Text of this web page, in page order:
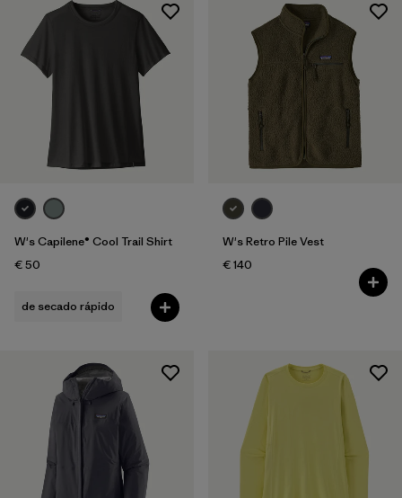
W's Capilene® Cool Trail Shirt
€ 50
de secado rápido
W's Retro Pile Vest
€ 140